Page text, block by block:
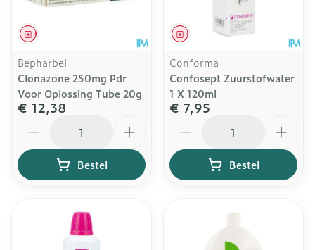
Geneesmiddel
Bepharbel
Clonazone 250mg Pdr
Voor Oplossing Tube 20g
€ 12,38
Bestel
Geneesmiddel
Conforma
Confosept Zuurstofwater
1 X 120ml
€ 7,95
Bestel